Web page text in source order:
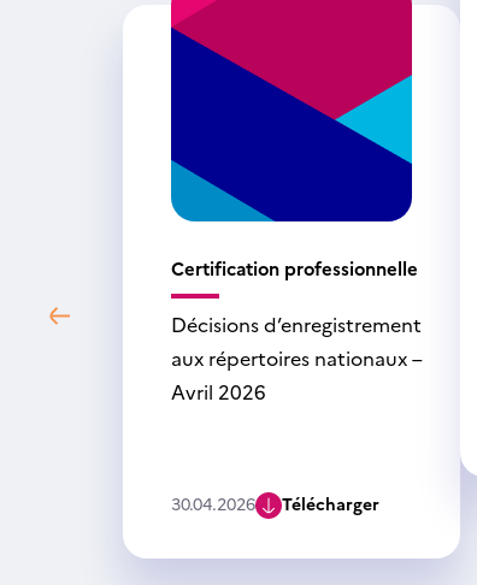
Certification professionnelle
Décisions d’enregistrement
aux répertoires nationaux –
Avril 2026
30.04.2026 Télécharger